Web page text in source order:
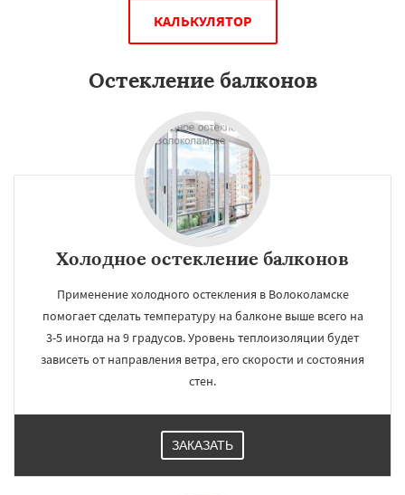
КАЛЬКУЛЯТОР
Остекление балконов
Холодное остекление балконов
Применение холодного остекления в Волоколамске
помогает сделать температуру на балконе выше всего на
3-5 иногда на 9 градусов. Уровень теплоизоляции будет
зависеть от направления ветра, его скорости и состояния
стен.
ЗАКАЗАТЬ